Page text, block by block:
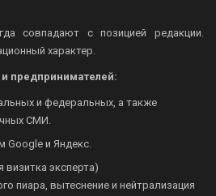
совпадают с позицией редакции.
характер.
предпринимателей:
и федеральных, а также
СМИ.
Google и Яндекс.
визитка эксперта)
пиара, вытеснение и нейтрализация